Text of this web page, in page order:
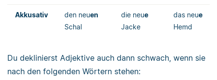
Akkusativ den neuen
Schal
die neue
Jacke
das neue
Hemd
Du deklinierst Adjektive auch dann schwach, wenn sie
nach den folgenden Wörtern stehen: